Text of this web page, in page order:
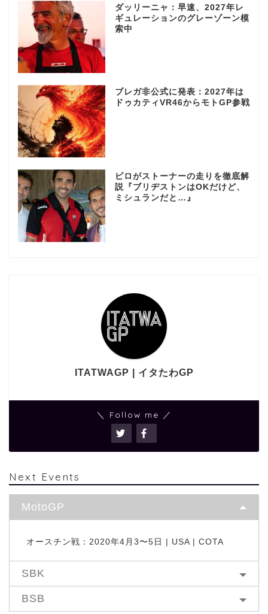
ダッリーニャ：早速、2027年レ
ギュレーションのグレーゾーン模
索中
ブレガ非公式に発表：2027年は
ドゥカティVR46からモトGP参戦
ピロがストーナーの走りを徹底解
説『ブリヂストンはOKだけど、
ミシュランだと…』
ITATWAGP | イタたわGP
＼ Follow me ／
Next Events
MotoGP
オースチン戦：2020年4月3〜5日 | USA | COTA
SBK
BSB